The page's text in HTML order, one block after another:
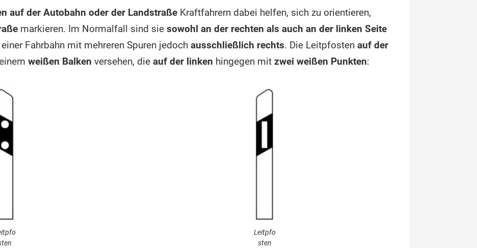
auf der Autobahn oder der Landstraße Kraftfahrern dabei helfen, sich zu orientieren,
markieren. Im Normalfall sind sie sowohl an der rechten als auch an der linken Seite
Fahrbahn mit mehreren Spuren jedoch ausschließlich rechts. Die Leitpfosten auf der
weißen Balken versehen, die auf der linken hingegen mit zwei weißen Punkten:
Leitpfo
sten